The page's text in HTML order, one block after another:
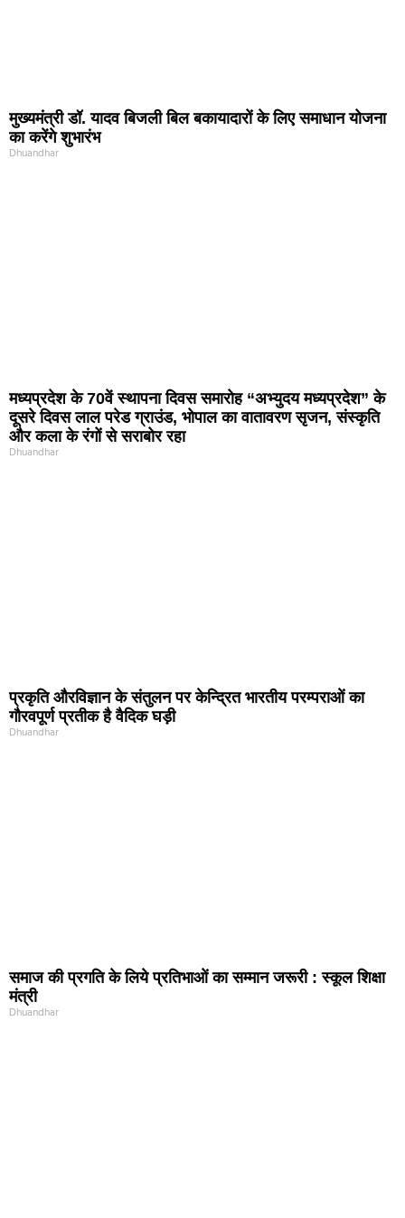
मुख्यमंत्री डॉ. यादव बिजली बिल बकायादारों के लिए समाधान योजना
का करेंगे शुभारंभ
Dhuandhar
मध्यप्रदेश के 70वें स्थापना दिवस समारोह “अभ्युदय मध्यप्रदेश” के
दूसरे दिवस लाल परेड ग्राउंड, भोपाल का वातावरण सृजन, संस्कृति
और कला के रंगों से सराबोर रहा
Dhuandhar
प्रकृति और‍विज्ञान के संतुलन पर केन्द्रित भारतीय परम्पराओं का
गौरवपूर्ण प्रतीक है वैदिक घड़ी
Dhuandhar
समाज की प्रगति के लिये प्रतिभाओं का सम्मान जरूरी : स्कूल शिक्षा
मंत्री
Dhuandhar